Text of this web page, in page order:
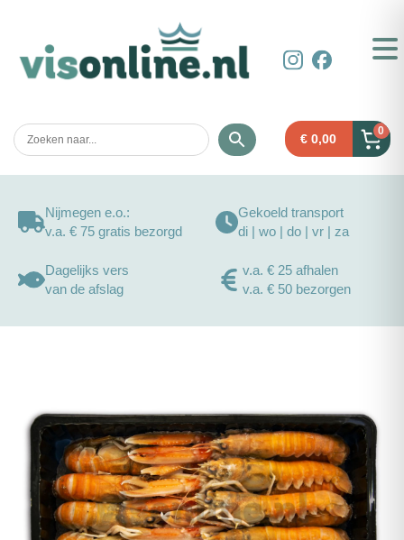
€ 0,00
0
Nijmegen e.o.:
v.a. € 75 gratis bezorgd
Gekoeld transport
di | wo | do | vr | za
Dagelijks vers
van de afslag
v.a. € 25 afhalen
v.a. € 50 bezorgen